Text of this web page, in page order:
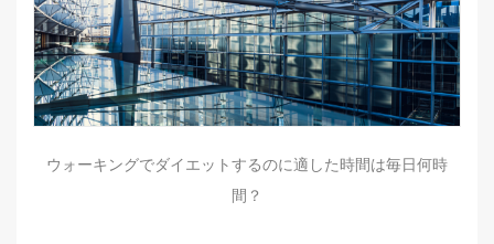
ウォーキングでダイエットするのに適した時間は毎日何時
間？